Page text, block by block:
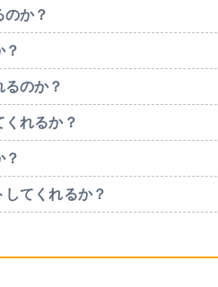
か？
？
のか？
れるか？
？
てくれるか？